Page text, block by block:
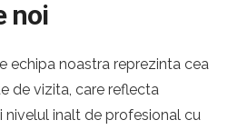
noi
echipa noastra reprezinta cea
de vizita, care reflecta
nivelul inalt de profesional cu